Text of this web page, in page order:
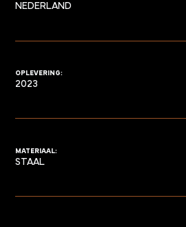
NEDERLAND
OPLEVERING:
2023
MATERIAAL:
STAAL